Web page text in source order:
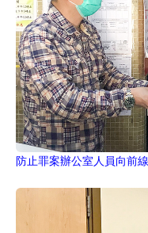
防止罪案辦公室人員向前